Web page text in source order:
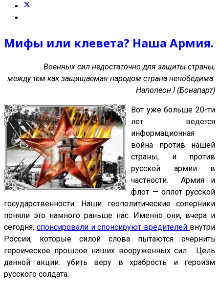
Мифы или клевета? Наша Армия.
Военных сил недостаточно для защиты страны,
между тем как защищаемая народом страна непобедима.
Наполеон I (Бонапарт)
Вот уже больше 20-ти
лет ведется
информационная
война против нашей
страны, и против
русской армии в
частности. Армия и
флот — оплот русской
государственности. Наши геополитические соперники
поняли это намного раньше нас. Именно они, вчера и
сегодня, спонсировали и спонсируют вредителей внутри
России, которые силой слова пытаются очернить
героическое прошлое наших вооруженных сил. Цель
данной акции: убить веру в храбрость и героизм
русского солдата.